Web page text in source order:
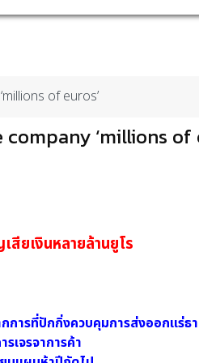
of euros’
‘millions of
ยเงินหลายล้านยูโร
การที่ปักกิ่งควบคุมการส่งออกแร่ธ
เจรจาการค้า